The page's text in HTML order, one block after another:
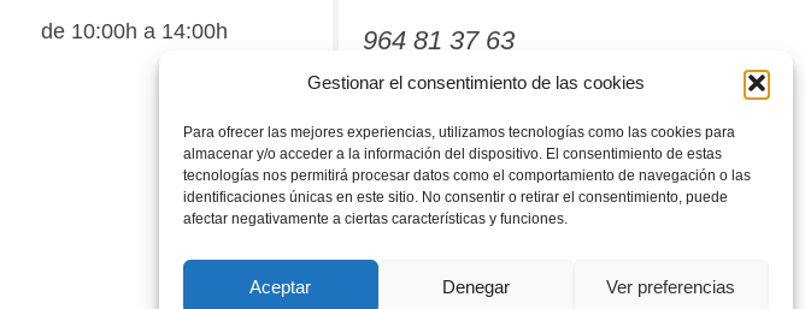
Gestionar el consentimiento de las cookies
Para ofrecer las mejores experiencias, utilizamos tecnologías como las cookies para
almacenar y/o acceder a la información del dispositivo. El consentimiento de estas
tecnologías nos permitirá procesar datos como el comportamiento de navegación o las
identificaciones únicas en este sitio. No consentir o retirar el consentimiento, puede
afectar negativamente a ciertas características y funciones.
Aceptar Denegar Ver preferencias
de 10:00h a 14:00h
964 81 37 63